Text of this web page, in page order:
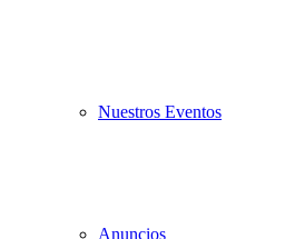
Nuestros Eventos
Anuncios